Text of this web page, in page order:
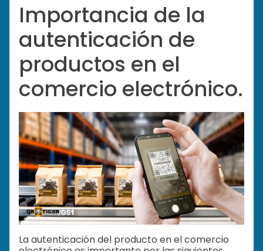
Importancia de la
autenticación de
productos en el
comercio electrónico.
La autenticación del producto en el comercio